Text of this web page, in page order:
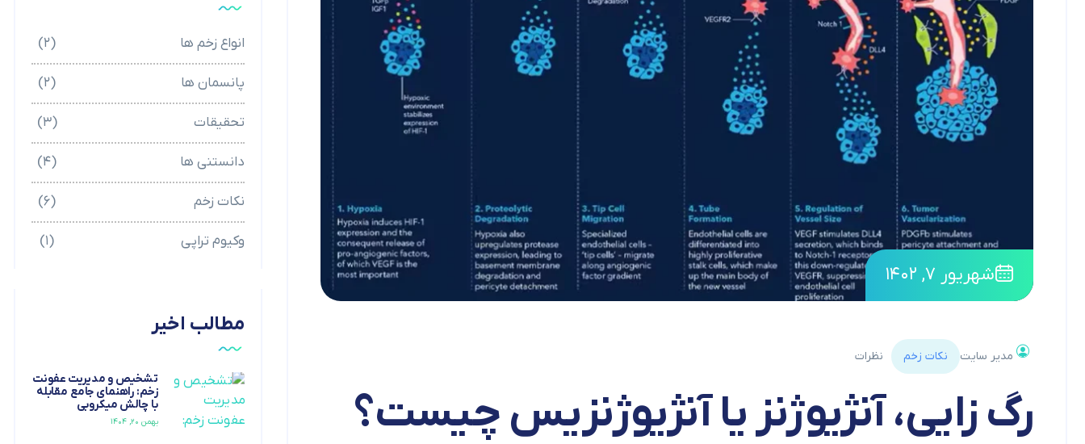
شهریور ۷, ۱۴۰۲
مدیر سایت نکات زخم نظرات
رگ زایی، آنژیوژنز یا آنژیوژنزیس چیست؟
انواع زخم ها (۲)
پانسمان ها (۲)
تحقیقات (۳)
دانستنی ها (۴)
نکات زخم (۶)
وکیوم تراپی (۱)
مطالب اخیر
تشخیص و مدیریت عفونت
زخم: راهنمای جامع مقابله
با چالش میکروبی
بهمن ۲۰, ۱۴۰۴